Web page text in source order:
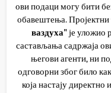
ови подаци могу бити
обавештења.
ваздуха"је уложио
састављања садржаја
његови агенти, ни
одговорни због било
која настају